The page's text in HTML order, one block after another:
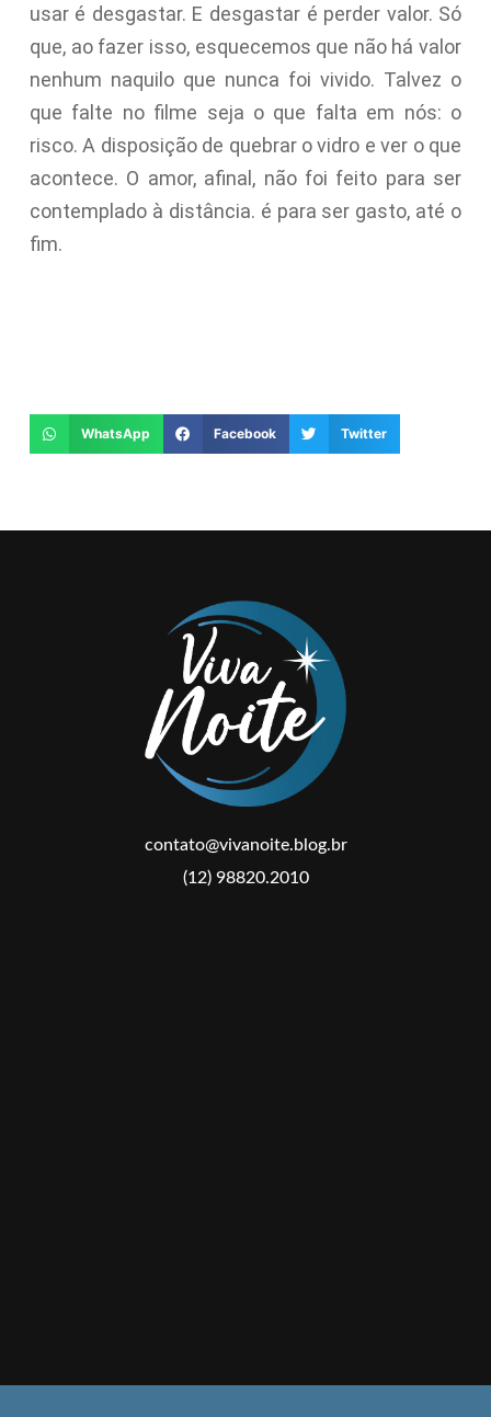
usar é desgastar. E desgastar é perder valor. Só
que, ao fazer isso, esquecemos que não há valor
nenhum naquilo que nunca foi vivido. Talvez o
que falte no filme seja o que falta em nós: o
risco. A disposição de quebrar o vidro e ver o que
acontece. O amor, afinal, não foi feito para ser
contemplado à distância. é para ser gasto, até o
fim.
WhatsApp Facebook Twitter
contato@vivanoite.blog.br
(12) 98820.2010